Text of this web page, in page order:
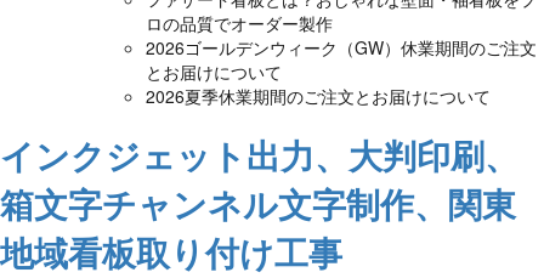
ロの品質でオーダー製作
2026ゴールデンウィーク（GW）休業期間のご注文
とお届けについて
2026夏季休業期間のご注文とお届けについて
インクジェット出力、大判印刷、
箱文字チャンネル文字制作、関東
地域看板取り付け工事